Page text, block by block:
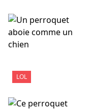
LOL